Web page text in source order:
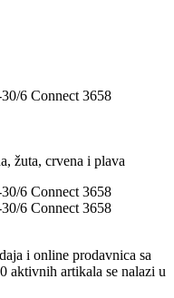
žuta, crvena i plava
i online prodavnica sa
aktivnih artikala se nalazi u